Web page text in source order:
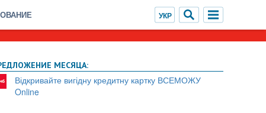
МЕСЯЦА:
Відкривайте вигідну кредитну картку ВСЕМОЖУ
Online